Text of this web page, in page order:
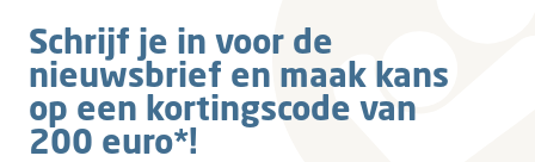
Schrijf je in voor de
nieuwsbrief en maak kans
op een kortingscode van
200 euro*!